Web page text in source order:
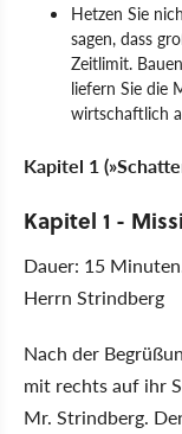
Hetzen Sie
sagen, dass
Zeitlimit.
liefern Sie die
wirtschaftlich
Kapitel 1
Kapitel 1 -
Dauer: 15
Herrn Strindberg
Nach der
mit rechts auf ihr
Mr. Strindberg.